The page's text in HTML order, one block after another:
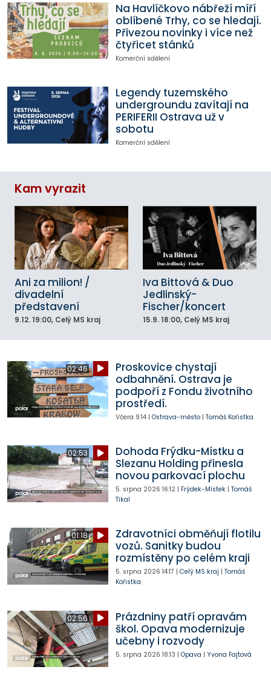
Na Havlíčkovo nábřeží míří
oblíbené Trhy, co se hledají.
Přivezou novinky i více než
čtyřicet stánků
Komerční sdělení
Legendy tuzemského
undergroundu zavítají na
PERIFERII Ostrava už v
sobotu
Komerční sdělení
Kam vyrazit
Ani za milion! /
divadelní
představení
9.12. 19:00, Celý MS kraj
Iva Bittová & Duo
Jedlinský-
Fischer/koncert
15.9. 18:00, Celý MS kraj
02:46
Proskovice chystají
odbahnění. Ostrava je
podpoří z Fondu životního
prostředí.
Včera 9:14| Ostrava-město| Tomáš Kořistka
02:53
Dohoda Frýdku-Místku a
Slezanu Holding přinesla
novou parkovací plochu
5. srpna 2026 16:12| Frýdek-Místek| Tomáš
Tikal
01:18
Zdravotníci obměňují flotilu
vozů. Sanitky budou
rozmístěny po celém kraji
5. srpna 2026 14:17 | Celý MS kraj | Tomáš
Kořistka
02:56
Prázdniny patří opravám
škol. Opava modernizuje
učebny i rozvody
5. srpna 2026 18:13 | Opava | Yvona Fajtová